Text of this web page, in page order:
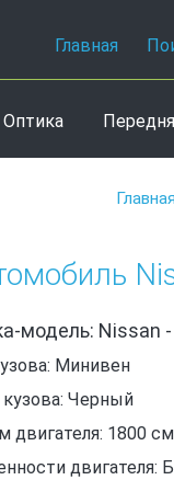
Главная
Оптика
Главная
модель: Nissan
Минивен
Черный
двигателя: 1800 см
двигателя: